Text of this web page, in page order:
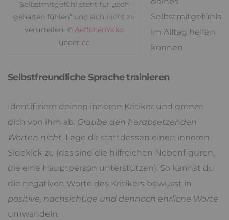
Selbstmitgefühl steht für „sich
gehalten fühlen“ und sich nicht zu
verurteilen. © AeffchenYoko
under cc
Selbstmitgefühls
im Alltag helfen
können.
Selbstfreundliche Sprache trainieren
Identifiziere deinen inneren Kritiker und grenze
dich von ihm ab. Glaube den herabsetzenden
Worten nicht. Lege dir stattdessen einen inneren
Sidekick zu (das sind die hilfreichen Nebenfiguren,
die eine Hauptperson unterstützen). So kannst du
die negativen Worte des Kritikers bewusst in
positive, nachsichtige und dennoch ehrliche Worte
umwandeln.